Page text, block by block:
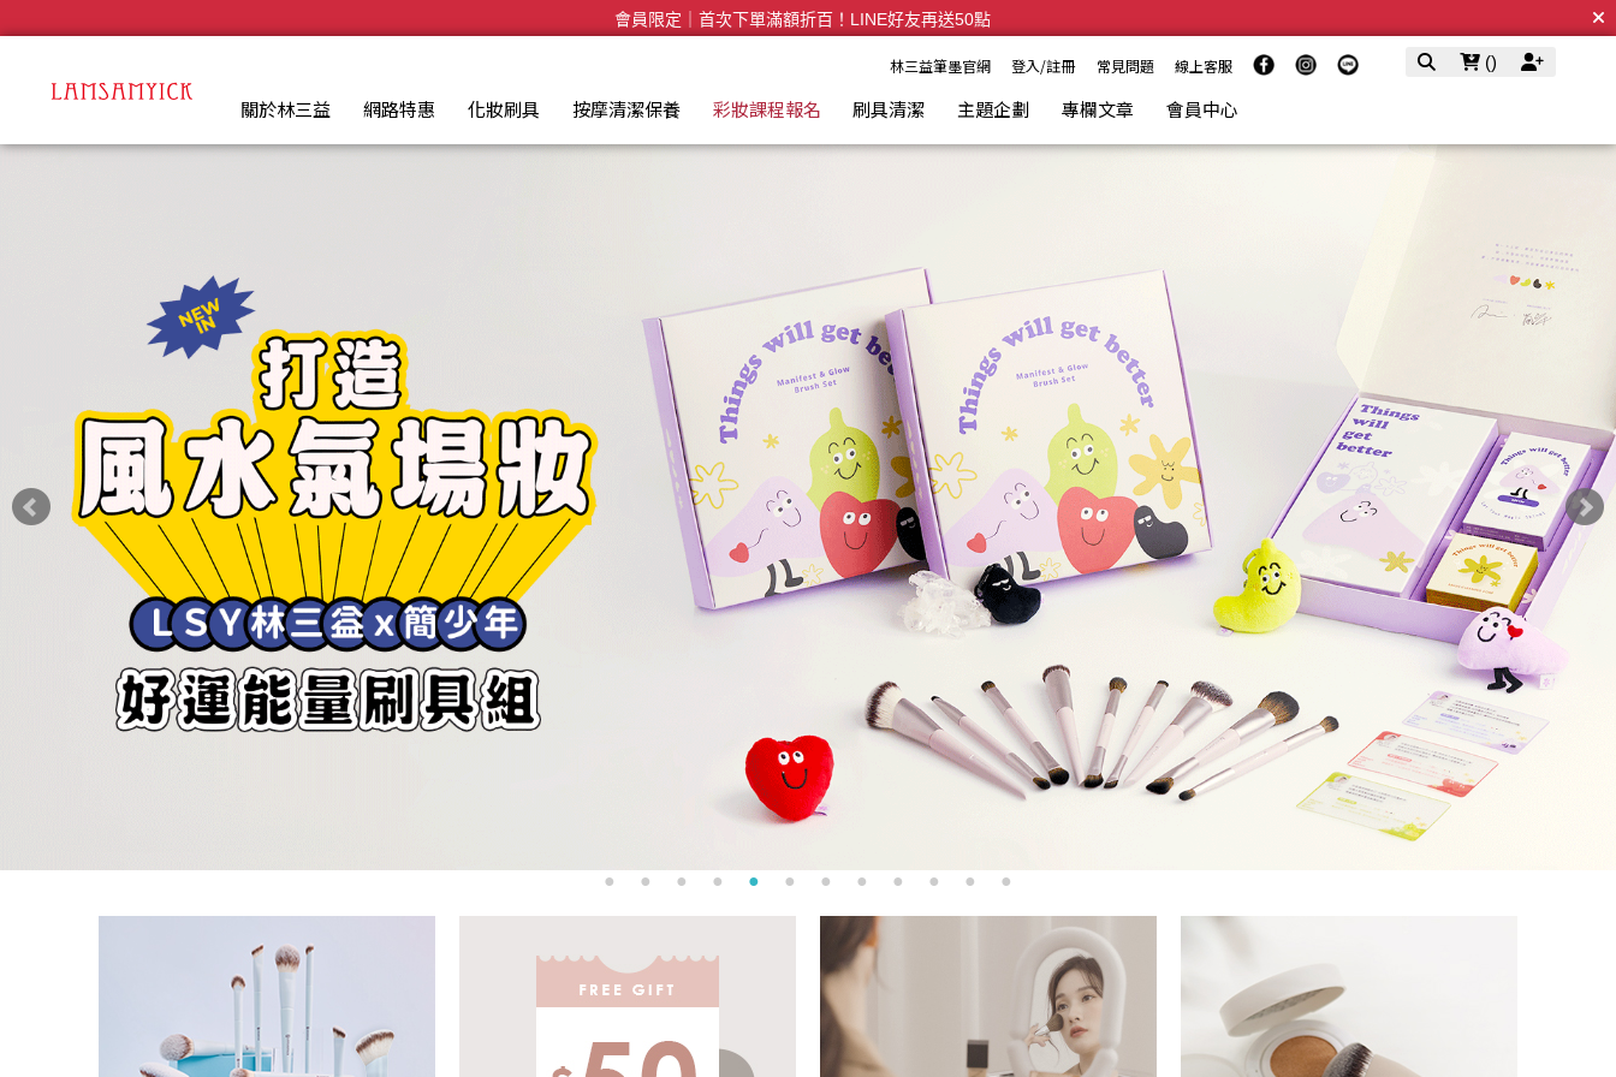
會員限定｜首次下單滿額折百！LINE好友再送50點
全台滿千免運🛒訂單付款後3~5日內出貨林三益筆墨官網 登入/註冊 常見問題 線上客服 ()
關於林三益 網路特惠 化妝刷具 按摩清潔保養 彩妝課程報名 刷具清潔 主題企劃 專欄文章 會員中心
● ● ● ● ● ● ● ● ● ● ● ●